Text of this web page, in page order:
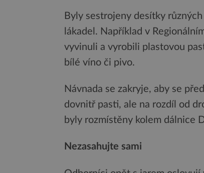
Byly sestrojeny desítky
lákadel. Například v
vyvinuli a vyrobili plastovou
bílé víno či pivo.
Návnada se zakryje, aby se
dovnitř pasti, ale na rozdíl od
byly rozmístěny kolem dálnice
Nezasahujte sami